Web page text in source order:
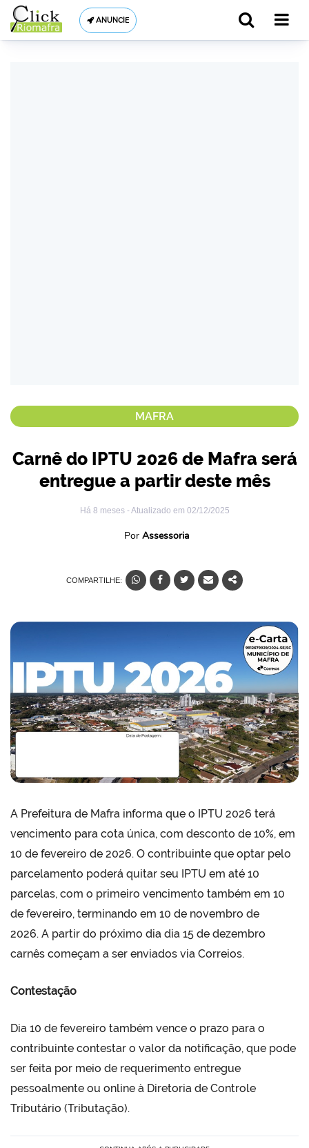
ANUNCIE
MAFRA
Carnê do IPTU 2026 de Mafra será
entregue a partir deste mês
Há 8 meses - Atualizado em 02/12/2025
Por Assessoria
COMPARTILHE:
A Prefeitura de Mafra informa que o IPTU 2026 terá
vencimento para cota única, com desconto de 10%, em
10 de fevereiro de 2026. O contribuinte que optar pelo
parcelamento poderá quitar seu IPTU em até 10
parcelas, com o primeiro vencimento também em 10
de fevereiro, terminando em 10 de novembro de
2026. A partir do próximo dia dia 15 de dezembro
carnês começam a ser enviados via Correios.
Contestação
Dia 10 de fevereiro também vence o prazo para o
contribuinte contestar o valor da notificação, que pode
ser feita por meio de requerimento entregue
pessoalmente ou online à Diretoria de Controle
Tributário (Tributação).